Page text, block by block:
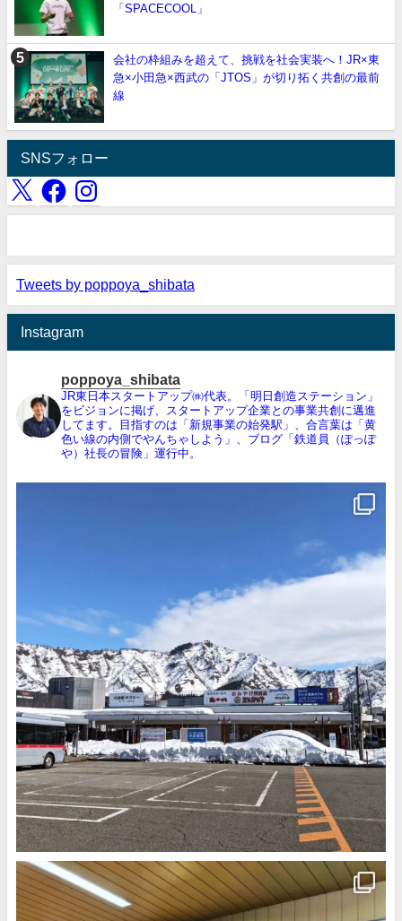
「SPACECOOL」
会社の枠組みを超えて、挑戦を社会実装へ！JR×東
急×小田急×西武の「JTOS」が切り拓く共創の最前
線
SNSフォロー
Tweets by poppoya_shibata
Instagram
poppoya_shibata
JR東日本スタートアップ㈱代表。「明日創造ステーション」
をビジョンに掲げ、スタートアップ企業との事業共創に邁進
してます。目指すのは「新規事業の始発駅」、合言葉は「黄
色い線の内側でやんちゃしよう」、ブログ「鉄道員（ぽっぽ
や）社長の冒険」運行中。